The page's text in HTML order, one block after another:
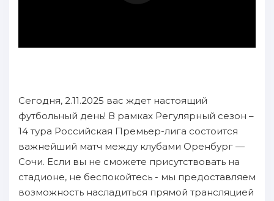
Сегодня, 2.11.2025 вас ждет настоящий
футбольный день! В рамках Регулярный сезон –
14 тура Российская Премьер-лига состоится
важнейший матч между клубами Оренбург —
Сочи. Если вы не сможете присутствовать на
стадионе, не беспокойтесь - мы предоставляем
возможность насладиться прямой трансляцией